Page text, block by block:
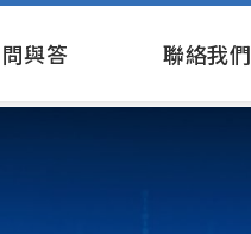
問與答 聯絡我們